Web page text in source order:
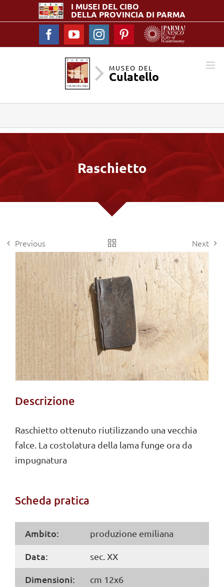
I MUSEI DELCIBO
DELLA PROVINCIA DI PARMA
FacebookYouTubeInstagramPinterest
MUSEO DEL
Culatello
Raschietto
Previous Next
View
Larger
Image
Descrizione
Raschietto ottenuto riutilizzando una vecchia
falce. La costolatura della lama funge ora da
impugnatura
Scheda pratica
Ambito: produzione emiliana
Data: sec. XX
Dimensioni: cm 12x6